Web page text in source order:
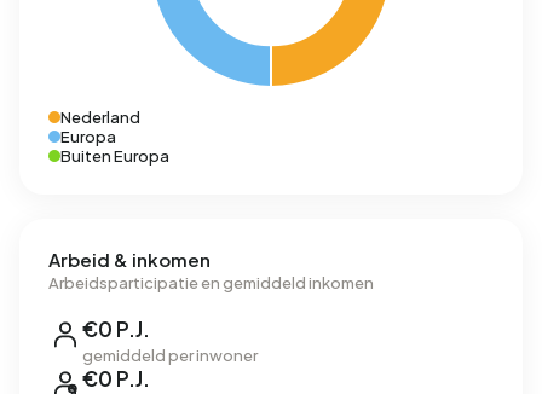
Nederland
Europa
Buiten Europa
Arbeid & inkomen
Arbeidsparticipatie en gemiddeld inkomen
€0 P.J.
gemiddeld per inwoner
€0 P.J.